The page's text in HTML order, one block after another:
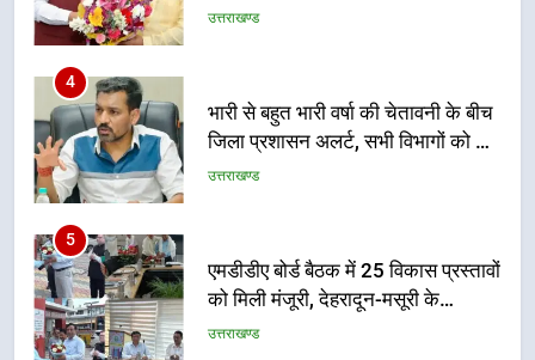
4
अलर्ट पर रहने के निर्देश
उत्तराखण्ड
5
नियोजित विकास को मिलेगी रफ्तार
उत्तराखण्ड
6